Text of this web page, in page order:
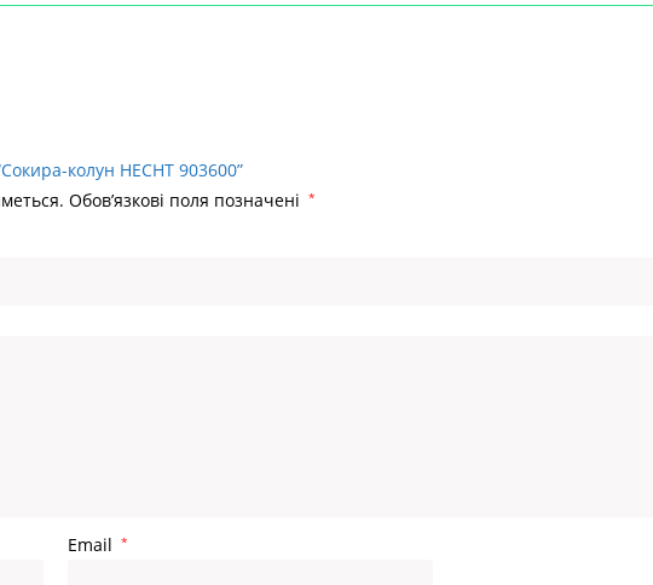
колун HECHT 903600”
Обов’язкові поля позначені *
Email *